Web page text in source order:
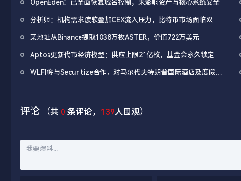
OpenEden：已全面恢复域名控制，未影响资产与核心系统安全
分析师：机构需求疲软叠加CEX流入压力，比特币市场面临双重
某地址从Binance提取1038万枚ASTER，价值722万美元
Aptos更新代币经济模型：供应上限21亿枚，基金会永久锁定2.1
WLFI将与Securitize合作，对马尔代夫特朗普国际酒店及度假村
评论 （共 0 条评论， 139人围观）